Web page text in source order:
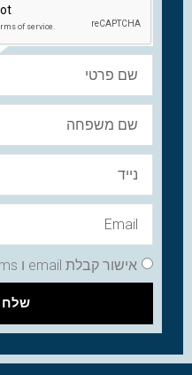
אישור קבלת email ו sms
שלח